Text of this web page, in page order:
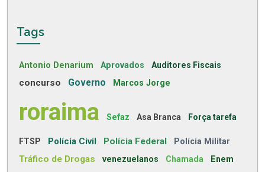
Tags
Antonio Denarium Aprovados Auditores Fiscais
concurso Governo Marcos Jorge
roraima Sefaz Asa Branca Força tarefa
FTSP Polícia Civil Polícia Federal Polícia Militar
Tráfico de Drogas venezuelanos Chamada Enem